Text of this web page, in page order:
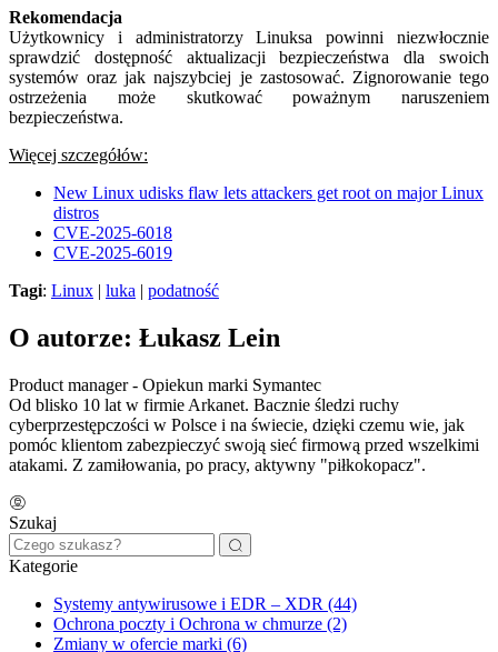
Rekomendacja
Użytkownicy i administratorzy Linuksa powinni niezwłocznie
sprawdzić dostępność aktualizacji bezpieczeństwa dla swoich
systemów oraz jak najszybciej je zastosować. Zignorowanie tego
ostrzeżenia może skutkować poważnym naruszeniem
bezpieczeństwa.
Więcej szczegółów:
New Linux udisks flaw lets attackers get root on major Linux
distros
CVE-2025-6018
CVE-2025-6019
Tagi: Linux | luka | podatność
O autorze: Łukasz Lein
Product manager - Opiekun marki Symantec
Od blisko 10 lat w firmie Arkanet. Bacznie śledzi ruchy
cyberprzestępczości w Polsce i na świecie, dzięki czemu wie, jak
pomóc klientom zabezpieczyć swoją sieć firmową przed wszelkimi
atakami. Z zamiłowania, po pracy, aktywny "piłkokopacz".
Szukaj
Kategorie
Systemy antywirusowe i EDR – XDR (44)
Ochrona poczty i Ochrona w chmurze (2)
Zmiany w ofercie marki (6)